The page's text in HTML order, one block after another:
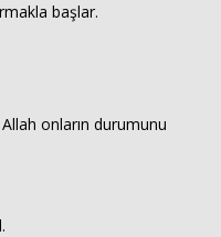
başlar.
onların durumunu